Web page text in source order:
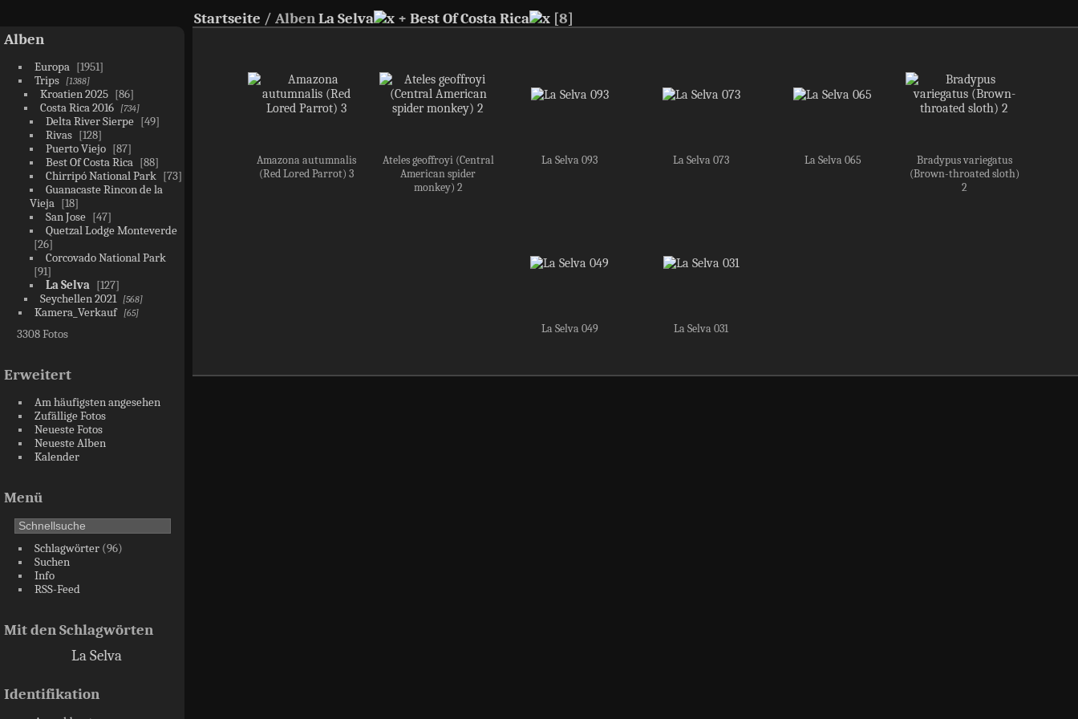
Alben
Europa
1951
Trips
1388
Kroatien 2025
86
Costa Rica 2016
734
Delta River Sierpe
49
Rivas
128
Puerto Viejo
87
Best Of Costa Rica
88
Chirripó National Park
73
Guanacaste Rincon de la
Vieja
18
San Jose
47
Quetzal Lodge Monteverde
26
Corcovado National Park
91
La Selva
127
Seychellen 2021
568
Kamera_Verkauf 65
3308 Fotos
Erweitert
Am häufigsten angesehen
Zufällige Fotos
Neueste Fotos
Neueste Alben
Kalender
Menü
Schlagwörter(96)
Suchen
Info
RSS-Feed
Mit den Schlagwörten
La Selva
Identifikation
Startseite / AlbenLa Selva + Best Of Costa Rica 8
Amazona autumnalis
(Red Lored Parrot) 3
Ateles geoffroyi (Central
American spider
monkey) 2
La Selva 093 La Selva 073 La Selva 065
Bradypus variegatus
(Brown-throated sloth)
2
La Selva 049 La Selva 031